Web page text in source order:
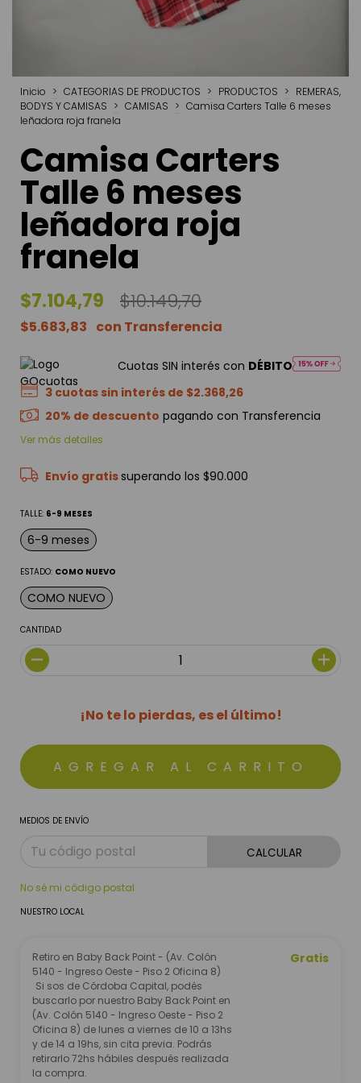
Inicio > CATEGORIAS DE PRODUCTOS > PRODUCTOS > REMERAS,
BODYS Y CAMISAS > CAMISAS > Camisa Carters Talle 6 meses
leñadora roja franela
Camisa Carters
Talle 6 meses
leñadora roja
franela
$7.104,79 $10.149,70
$5.683,83
Cuotas SIN interés con DÉBITO
3 cuotas sin interés de $2.368,26
20% de descuento pagando con Transferencia
Ver más detalles
Envío gratissuperando los$90.000
TALLE: 6-9 MESES
6-9 meses
ESTADO: COMO NUEVO
COMO NUEVO
CANTIDAD
¡No te lo pierdas, es el último!
MEDIOS DE ENVÍO
CALCULAR
No sé mi código postal
NUESTRO LOCAL
Retiro en Baby Back Point - (Av. Colón
5140 - Ingreso Oeste - Piso 2 Oficina 8)
Si sos de Córdoba Capital, podés
buscarlo por nuestro Baby Back Point en
(Av. Colón 5140 - Ingreso Oeste - Piso 2
Oficina 8) de lunes a viernes de 10 a 13hs
y de 14 a 19hs, sin cita previa. Podrás
retirarlo 72hs hábiles después realizada
la compra.
Gratis